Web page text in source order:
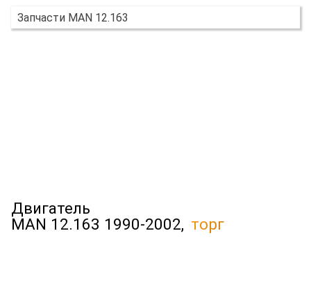
Запчасти MAN 12.163
Двигатель
MAN 12.163 1990-2002, торг